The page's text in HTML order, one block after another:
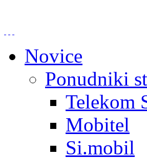
Novice
Ponudniki
Telekom
Mobitel
Si.mobil